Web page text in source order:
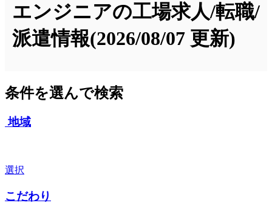
エンジニアの工場求人/転職/
派遣情報(2026/08/07 更新)
条件を選んで検索
地域
選択
こだわり